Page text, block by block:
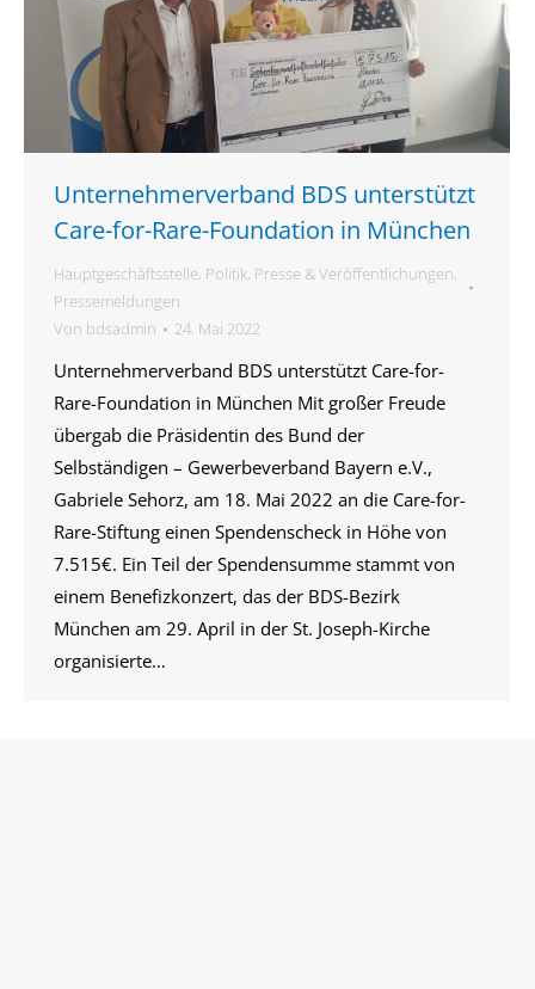
Unternehmerverband BDS unterstützt
Care-for-Rare-Foundation in München
Hauptgeschäftsstelle, Politik, Presse & Veröffentlichungen,
Pressemeldungen
Von bdsadmin 24. Mai 2022
Unternehmerverband BDS unterstützt Care-for-
Rare-Foundation in München Mit großer Freude
übergab die Präsidentin des Bund der
Selbständigen – Gewerbeverband Bayern e.V.,
Gabriele Sehorz, am 18. Mai 2022 an die Care-for-
Rare-Stiftung einen Spendenscheck in Höhe von
7.515€. Ein Teil der Spendensumme stammt von
einem Benefizkonzert, das der BDS-Bezirk
München am 29. April in der St. Joseph-Kirche
organisierte…